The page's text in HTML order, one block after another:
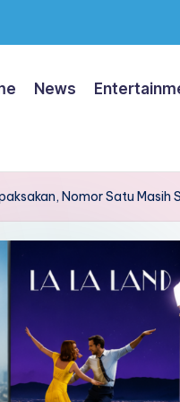
News
Nomor Satu Masih